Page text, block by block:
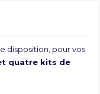
disposition, pour vos
quatre kits de